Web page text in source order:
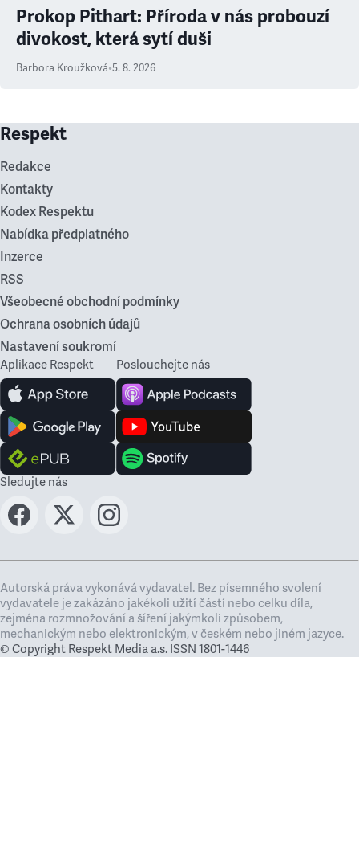
Prokop Pithart: Příroda v nás probouzí
divokost, která sytí duši
Barbora Kroužková•5. 8. 2026
Respekt
Redakce
Kontakty
Kodex Respektu
Nabídka předplatného
Inzerce
RSS
Všeobecné obchodní podmínky
Ochrana osobních údajů
Nastavení soukromí
Aplikace Respekt Poslouchejte nás
Sledujte nás
Autorská práva vykonává vydavatel. Bez písemného svolení
vydavatele je zakázáno jakékoli užití částí nebo celku díla,
zejména rozmnožování a šíření jakýmkoli způsobem,
mechanickým nebo elektronickým, v českém nebo jiném jazyce.
© Copyright Respekt Media a.s. ISSN 1801-1446